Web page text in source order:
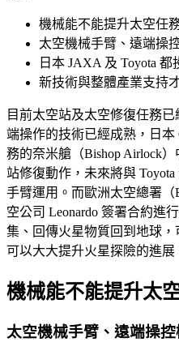
機械能不能提升太空任
太空機械手臂、遠端操
日本 JAXA 及 Toyota
新技術與整體產業支持
目前太空站及太空修復任務
端操作的技術已經成熟，日
務的奈米艙（Bishop Airlock
站修復動作，未來將與
手臂運用。而歐洲太空總署（
空公司 Leonardo 簽署合約進
集、回傳火星物質回到地球，
可以大大提升火星探險的進展
機械能不能提升太
太空機械手臂、遠端操